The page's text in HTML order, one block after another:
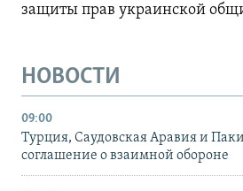
защиты прав украинской
НОВОСТИ
09:00
Турция, Саудовская Аравия и
соглашение о взаимной обороне